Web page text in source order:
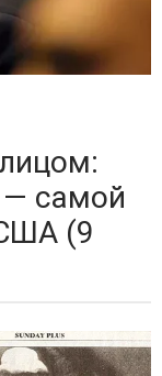
— самой
(9